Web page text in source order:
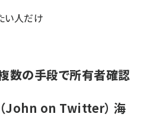
い人だけ
の手段で所有者確認
（John on Twitter）海